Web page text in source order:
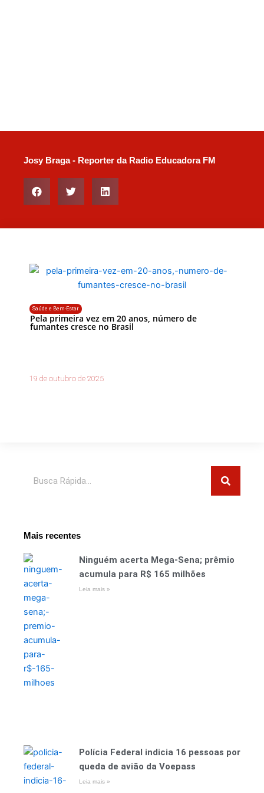
Josy Braga - Reporter da Radio Educadora FM
Saúde e Bem-Estar
Pela primeira vez em 20 anos, número de
fumantes cresce no Brasil
19 de outubro de 2025
Mais recentes
Ninguém acerta Mega-Sena; prêmio
acumula para R$ 165 milhões
Leia mais »
Polícia Federal indicia 16 pessoas por
queda de avião da Voepass
Leia mais »